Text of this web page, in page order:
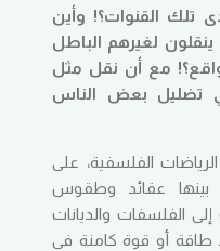
تلك القنوات؟! وأين
ينقلون لغيرهم الباطل
مع أن نقل مثل
تضليل بعض الناس
الفلسفية، على
بينها عقائد وطقوس
الفلسفات والديانات
طاقة أو قوة كامنة في